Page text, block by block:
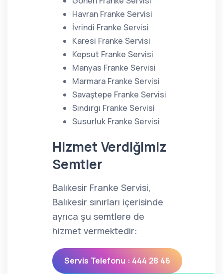
Havran Franke Servisi
İvrindi Franke Servisi
Karesi Franke Servisi
Kepsut Franke Servisi
Manyas Franke Servisi
Marmara Franke Servisi
Savaştepe Franke Servisi
Sındırgı Franke Servisi
Susurluk Franke Servisi
Hizmet Verdiğimiz
Semtler
Balıkesir Franke Servisi,
Balıkesir sınırları içerisinde
ayrıca şu semtlere de
hizmet vermektedir:
Servis Telefonu : 444 28 46